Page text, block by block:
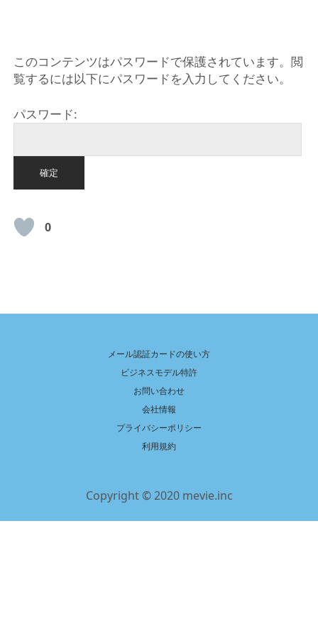
このコンテンツはパスワードで保護されています。閲
覧するには以下にパスワードを入力してください。
パスワード:
0
メール認証カードの使い方
ビジネスモデル特許
お問い合わせ
会社情報
プライバシーポリシー
利用規約
Copyright © 2020 mevie.inc